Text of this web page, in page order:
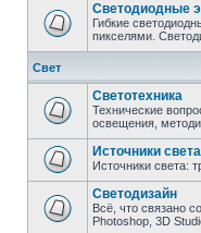
Светодиодные
Гибкие
пикселями.
Свет
Светотехника
Технические
освещения,
Источники света
Источники света:
Светодизайн
Всё, что связано
Photoshop, 3D